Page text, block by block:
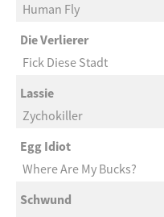
Human Fly
Die Verlierer
Fick Diese Stadt
Lassie
Zychokiller
Egg Idiot
Where Are My Bucks?
Schwund